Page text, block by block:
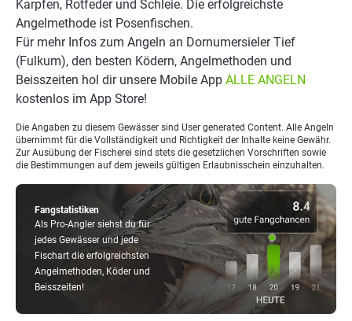
Fangstatistiken
Als Pro-Angler siehst du für
jedes Gewässer und jede
Fischart die erfolgreichsten
Angelmethoden, Köder und
Beisszeiten!
Karpfen, Rotfeder und Schleie. Die erfolgreichste
Angelmethode ist Posenfischen.
Für mehr Infos zum Angeln an Dornumersieler Tief
(Fulkum), den besten Ködern, Angelmethoden und
Beisszeiten hol dir unsere Mobile App ALLE ANGELN
kostenlos im App Store!
Die Angaben zu diesem Gewässer sind User generated Content. Alle Angeln
übernimmt für die Vollständigkeit und Richtigkeit der Inhalte keine Gewähr.
Zur Ausübung der Fischerei sind stets die gesetzlichen Vorschriften sowie
die Bestimmungen auf dem jeweils gültigen Erlaubnisschein einzuhalten.